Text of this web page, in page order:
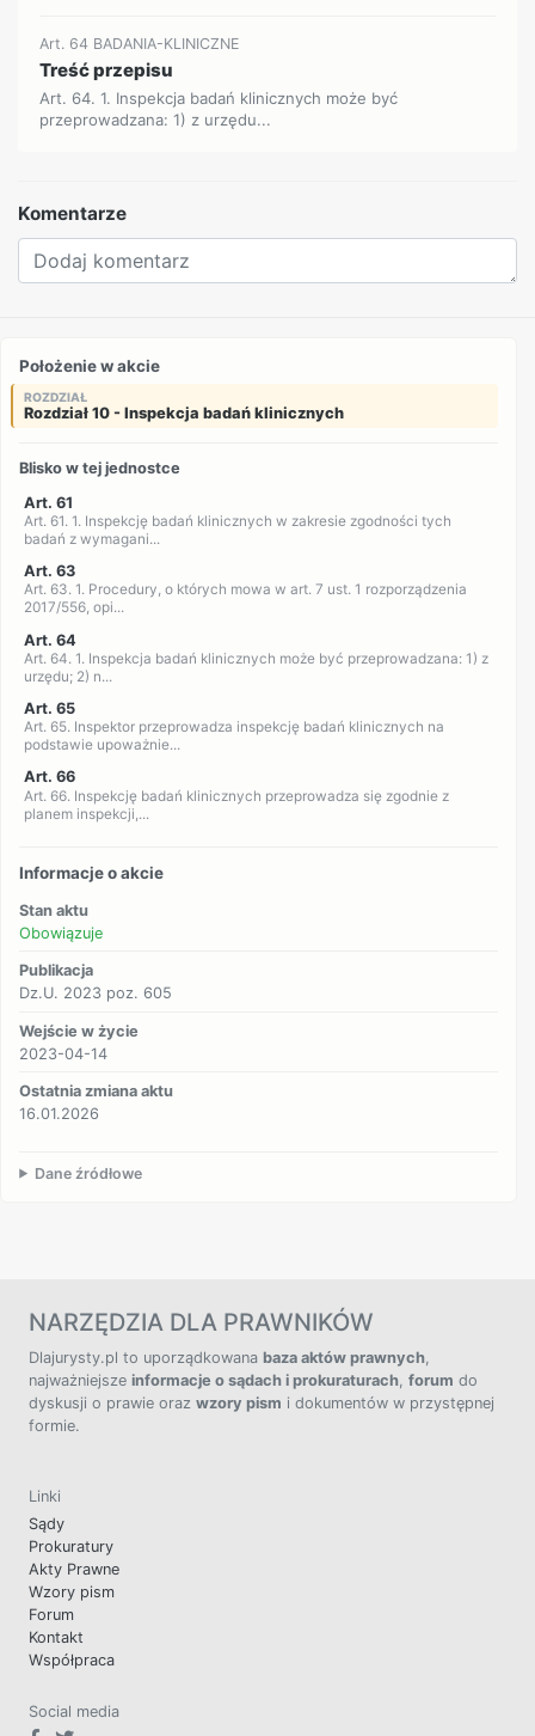
Art. 64 BADANIA-KLINICZNE
Treść przepisu
Art. 64. 1. Inspekcja badań klinicznych może być
przeprowadzana: 1) z urzędu...
Komentarze
Położenie w akcie
ROZDZIAŁ
Rozdział 10 - Inspekcja badań klinicznych
Blisko w tej jednostce
Art. 61
Art. 61. 1. Inspekcję badań klinicznych w zakresie zgodności tych
badań z wymagani...
Art. 63
Art. 63. 1. Procedury, o których mowa w art. 7 ust. 1 rozporządzenia
2017/556, opi...
Art. 64
Art. 64. 1. Inspekcja badań klinicznych może być przeprowadzana: 1) z
urzędu; 2) n...
Art. 65
Art. 65. Inspektor przeprowadza inspekcję badań klinicznych na
podstawie upoważnie...
Art. 66
Art. 66. Inspekcję badań klinicznych przeprowadza się zgodnie z
planem inspekcji,...
Informacje o akcie
Stan aktu
Obowiązuje
Publikacja
Dz.U. 2023 poz. 605
Wejście w życie
2023-04-14
Ostatnia zmiana aktu
16.01.2026
Dane źródłowe
NARZĘDZIA DLA PRAWNIKÓW
Dlajurysty.pl to uporządkowana baza aktów prawnych,
najważniejsze informacje o sądach i prokuraturach, forum do
dyskusji o prawie oraz wzory pism i dokumentów w przystępnej
formie.
Linki
Sądy
Prokuratury
Akty Prawne
Wzory pism
Forum
Kontakt
Współpraca
Social media